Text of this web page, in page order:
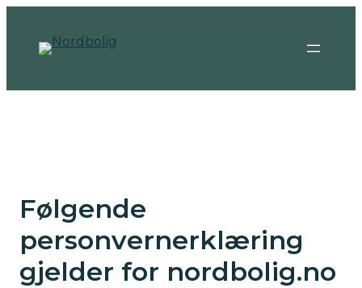
innhold
Følgende
personvernerklæring
gjelder for nordbolig.no